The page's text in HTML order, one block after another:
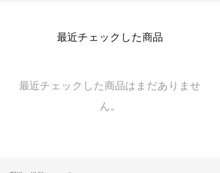
最近チェックした商品
最近チェックした商品はまだありませ
ん。